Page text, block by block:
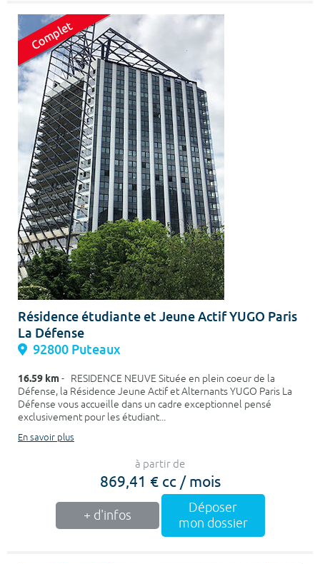
Résidence étudiante et Jeune Actif YUGO Paris
La Défense
92800 Puteaux
16.59 km- RESIDENCE NEUVE Située en plein coeur de la
Défense, la Résidence Jeune Actif et Alternants YUGO Paris La
Défense vous accueille dans un cadre exceptionnel pensé
exclusivement pour les étudiant...
En savoir plus
à partir de
869,41 € cc / mois
+ d'infos
Déposer
mon dossier